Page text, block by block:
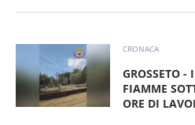
CRONACA
GROSSETO -
FIAMME
ORE DI